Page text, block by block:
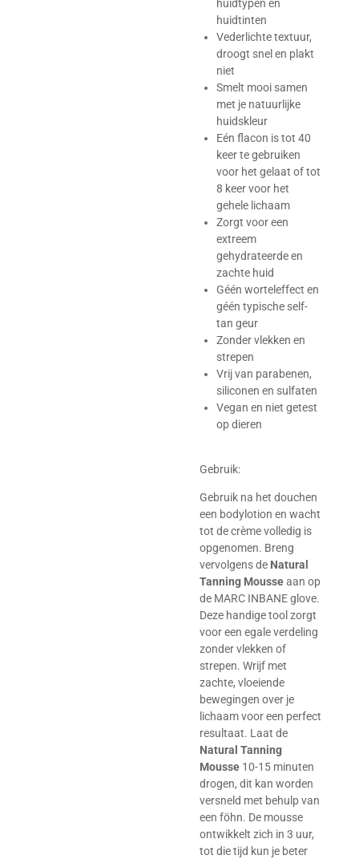
huidtypen én
huidtinten
Vederlichte textuur,
droogt snel en plakt
niet
Smelt mooi samen
met je natuurlijke
huidskleur
Eén flacon is tot 40
keer te gebruiken
voor het gelaat of tot
8 keer voor het
gehele lichaam
Zorgt voor een
extreem
gehydrateerde en
zachte huid
Géén worteleffect en
géén typische self-
tan geur
Zonder vlekken en
strepen
Vrij van parabenen,
siliconen en sulfaten
Vegan en niet getest
op dieren
Gebruik:
Gebruik na het douchen
een bodylotion en wacht
tot de crème volledig is
opgenomen. Breng
vervolgens de Natural
Tanning Mousseaan op
de MARC INBANE glove.
Deze handige tool zorgt
voor een egale verdeling
zonder vlekken of
strepen. Wrijf met
zachte, vloeiende
bewegingen over je
lichaam voor een perfect
resultaat. Laat de
Natural Tanning
Mousse 10-15 minuten
drogen, dit kan worden
versneld met behulp van
een föhn. De mousse
ontwikkelt zich in 3 uur,
tot die tijd kun je beter